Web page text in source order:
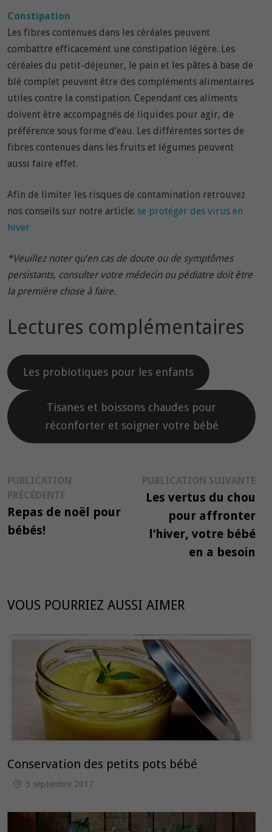
Constipation
Les fibres contenues dans les céréales peuvent
combattre efficacement une constipation légère. Les
céréales du petit-déjeuner, le pain et les pâtes à base de
blé complet peuvent être des compléments alimentaires
utiles contre la constipation. Cependant ces aliments
doivent être accompagnés de liquides pour agir, de
préférence sous forme d’eau. Les différentes sortes de
fibres contenues dans les fruits et légumes peuvent
aussi faire effet.
Afin de limiter les risques de contamination retrouvez
nos conseils sur notre article: se protéger des virus en
hiver
*Veuillez noter qu’en cas de doute ou de symptômes
persistants, consulter votre médecin ou pédiatre doit être
la première chose à faire.
Lectures complémentaires
Les probiotiques pour les enfants
Tisanes et boissons chaudes pour
réconforter et soigner votre bébé
Navigation
de
l’article
PUBLICATION
PRÉCÉDENTE
précédente :
Repas de noël pour
bébés!
PUBLICATION SUIVANTE
Les vertus du chou
pour affronter
l’hiver, votre bébé
en a besoin
VOUS POURRIEZ AUSSI AIMER
Conservation des petits pots bébé
5 septembre 2017